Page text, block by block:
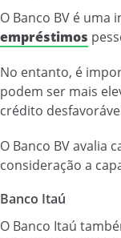
O Banco BV é
empréstimos
No entanto, é
podem ser mais
crédito
O Banco BV avalia
consideração a
Banco Itaú
O Banco Itaú